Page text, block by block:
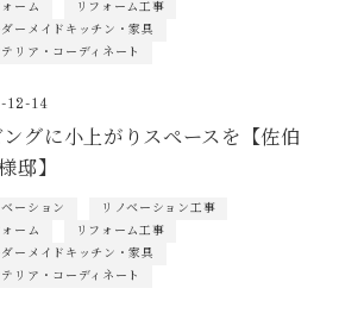
ォーム
リフォーム工事
ダーメイドキッチン・家具
テリア・コーディネート
12-14
ングに小上がりスペースを【佐伯
邸】
ベーション
リノベーション工事
ォーム
リフォーム工事
ダーメイドキッチン・家具
テリア・コーディネート